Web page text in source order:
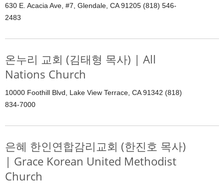
630 E. Acacia Ave, #7, Glendale, CA 91205 (818) 546-
2483
온누리 교회 (김태형 목사) | All
Nations Church
10000 Foothill Blvd, Lake View Terrace, CA 91342 (818)
834-7000
은혜 한인연합감리교회 (한진호 목사)
| Grace Korean United Methodist
Church